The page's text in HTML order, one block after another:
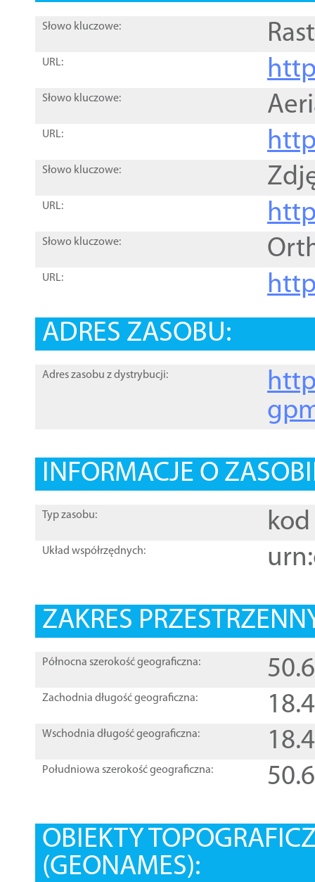
Słowo kluczowe:
URL:
Słowo kluczowe:
URL:
Słowo kluczowe:
URL:
Słowo kluczowe:
URL:
ADRES ZASOBU:
Adres zasobu z dystrybucji:
INFORMACJE O
Typ zasobu: kod
Układ współrzędnych:
ZAKRES
Północna szerokość geograficzna:
Zachodnia długość geograficzna:
Wschodnia długość geograficzna:
Południowa szerokość geograficzna:
OBIEKTY
(GEONAMES):